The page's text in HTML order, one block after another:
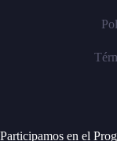
Participamos en el